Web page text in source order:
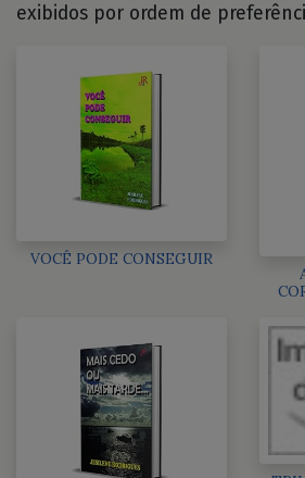
exibidos por ordem de
VOCÊ PODE CONSEGUIR